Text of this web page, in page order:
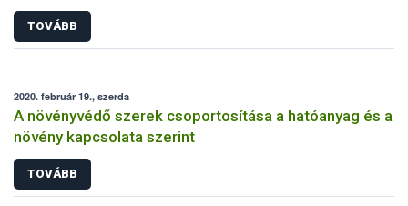
TOVÁBB
2020. február 19., szerda
A növényvédő szerek csoportosítása a hatóanyag és a
növény kapcsolata szerint
TOVÁBB